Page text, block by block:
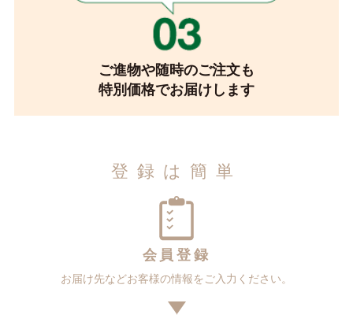
ご進物や随時のご注文も
特別価格でお届けします
登録は簡単
会員登録
お届け先などお客様の情報をご入力ください。